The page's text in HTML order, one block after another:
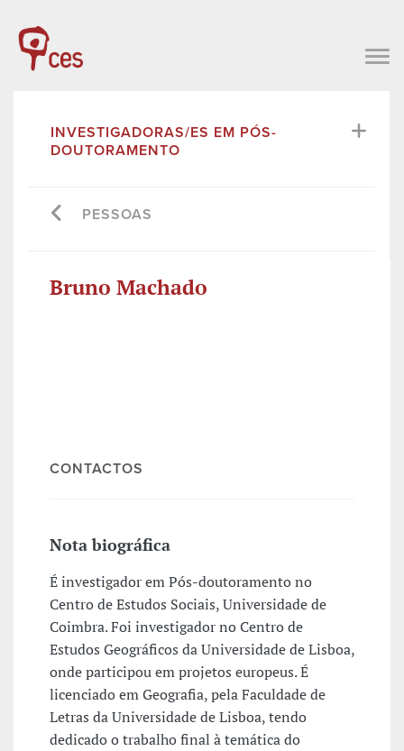
INVESTIGADORAS/ES EM PÓS-
DOUTORAMENTO
PESSOAS
Bruno Machado
CONTACTOS
Nota biográfica
É investigador em Pós-doutoramento no
Centro de Estudos Sociais, Universidade de
Coimbra. Foi investigador no Centro de
Estudos Geográficos da Universidade de Lisboa,
onde participou em projetos europeus. É
licenciado em Geografia, pela Faculdade de
Letras da Universidade de Lisboa, tendo
dedicado o trabalho final à temática do